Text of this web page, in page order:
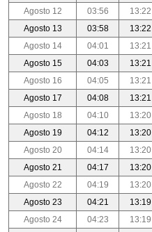
Agosto 12
03:56 13:22
Agosto 13
03:58 13:22
Agosto 14
04:01 13:21
Agosto 15
04:03 13:21
Agosto 16
04:05 13:21
Agosto 17
04:08 13:21
Agosto 18
04:10 13:20
Agosto 19
04:12 13:20
Agosto 20
04:14 13:20
Agosto 21
04:17 13:20
Agosto 22
04:19 13:20
Agosto 23
04:21 13:19
Agosto 24
04:23 13:19